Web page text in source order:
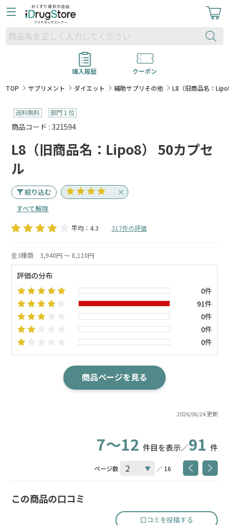
購入履歴
クーポン
TOP
サプリメント ダイエット 補助サプリその他 L8（旧商品名：
商品コード : 321594
L8（旧商品名：Lipo8） 50カプセ
ル
絞り込む
すべて解除
平均：4.3 317件の評価
2026/06/24 更新
全3種類 3,940円 ～ 8,110円
評価の分布
0件
91件
0件
0件
0件
商品ページを見る
7～12 件目を表示／91 件
ページ数 ／ 16
この商品の口コミ
口コミを投稿する